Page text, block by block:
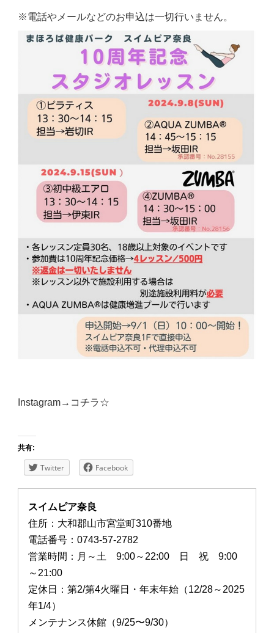
※電話やメールなどのお申込は一切行いません。
Instagram→ コチラ☆
共有:
Twitter Facebook
スイムピア奈良
住所：大和郡山市宮堂町310番地
電話番号：0743-57-2782
営業時間：月～土 9:00～22:00 日 祝 9:00
～21:00
定休日：第2/第4火曜日・年末年始（12/28～2025
年1/4）
メンテナンス休館（9/25〜9/30）